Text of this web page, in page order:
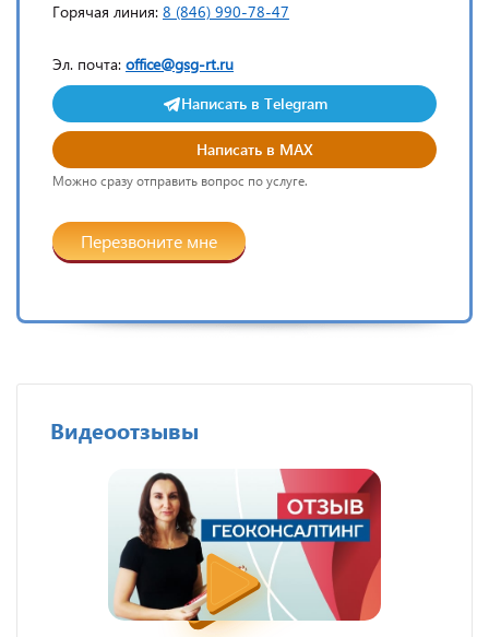
Горячая линия: 8 (846) 990-78-47
Эл. почта: office@gsg-rt.ru
Написать в Telegram
Написать в MAX
Можно сразу отправить вопрос по услуге.
Перезвоните мне
Видеоотзывы